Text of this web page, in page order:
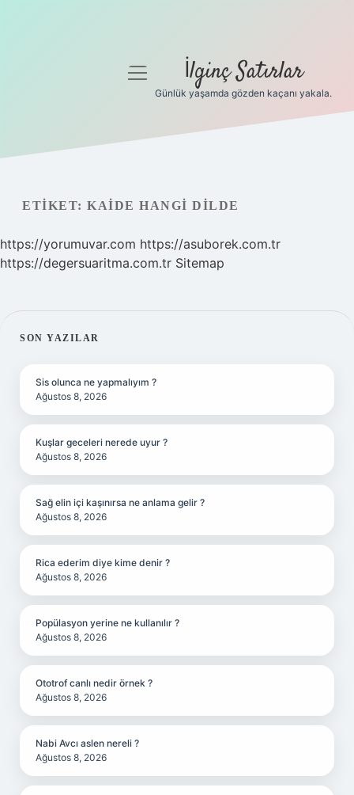
Gizlilik Politikası
menüyü
İlginç Satırlar
Günlük yaşamda gözden kaçanı yakala.
ETIKET: KAIDE HANGI DILDE
https://yorumuvar.com https://asuborek.com.tr
https://degersuaritma.com.tr Sitemap
SIDEBAR
SON YAZILAR
Sis olunca ne yapmalıyım ?
Ağustos 8, 2026
Kuşlar geceleri nerede uyur ?
Ağustos 8, 2026
Sağ elin içi kaşınırsa ne anlama gelir ?
Ağustos 8, 2026
Rica ederim diye kime denir ?
Ağustos 8, 2026
Popülasyon yerine ne kullanılır ?
Ağustos 8, 2026
Ototrof canlı nedir örnek ?
Ağustos 8, 2026
Nabi Avcı aslen nereli ?
Ağustos 8, 2026